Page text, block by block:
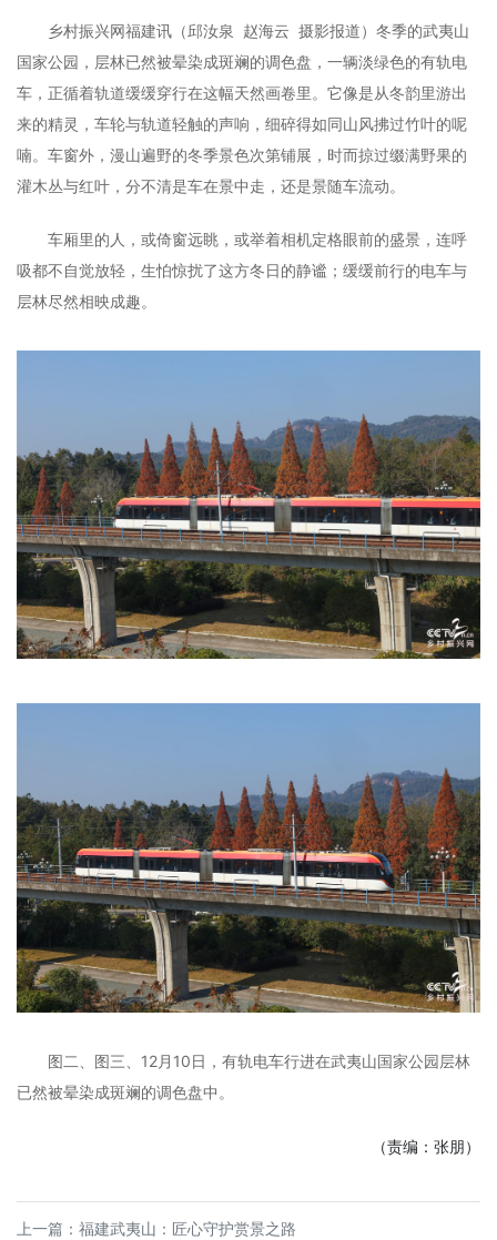
乡村振兴网福建讯（邱汝泉 赵海云 摄影报道）冬季的武夷山
国家公园，层林已然被晕染成斑斓的调色盘，一辆淡绿色的有轨电
车，正循着轨道缓缓穿行在这幅天然画卷里。它像是从冬韵里游出
来的精灵，车轮与轨道轻触的声响，细碎得如同山风拂过竹叶的呢
喃。车窗外，漫山遍野的冬季景色次第铺展，时而掠过缀满野果的
灌木丛与红叶，分不清是车在景中走，还是景随车流动。
车厢里的人，或倚窗远眺，或举着相机定格眼前的盛景，连呼
吸都不自觉放轻，生怕惊扰了这方冬日的静谧；缓缓前行的电车与
层林尽然相映成趣。
图二、图三、12月10日，有轨电车行进在武夷山国家公园层林
已然被晕染成斑斓的调色盘中。
（责编：张朋）
上一篇： 福建武夷山：匠心守护赏景之路